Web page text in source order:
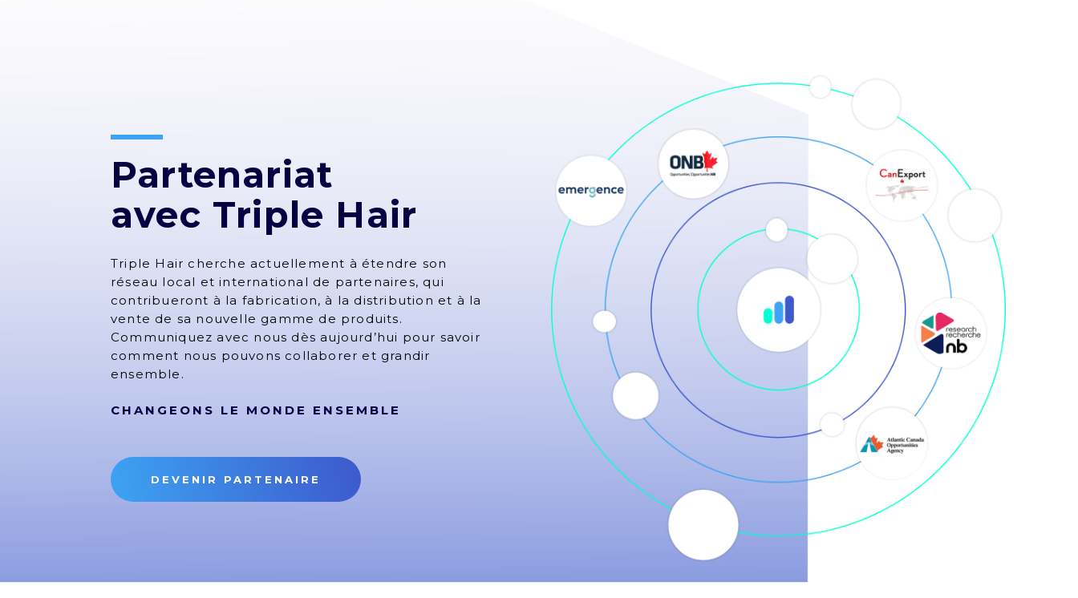
Partenariat
avec Triple Hair
Triple Hair cherche actuellement à étendre son
réseau local et international de partenaires, qui
contribueront à la fabrication, à la distribution et à la
vente de sa nouvelle gamme de produits.
Communiquez avec nous dès aujourd’hui pour savoir
comment nous pouvons collaborer et grandir
ensemble.
CHANGEONS LE MONDE ENSEMBLE
DEVENIR PARTENAIRE